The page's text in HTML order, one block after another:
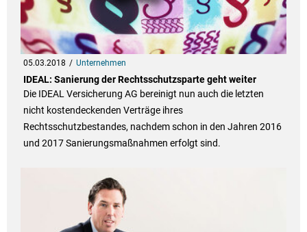
05.03.2018 Unternehmen
IDEAL: Sanierung der Rechtsschutzsparte geht weiter
Die IDEAL Versicherung AG bereinigt nun auch die letzten
nicht kostendeckenden Verträge ihres
Rechtsschutzbestandes, nachdem schon in den Jahren 2016
und 2017 Sanierungsmaßnahmen erfolgt sind.